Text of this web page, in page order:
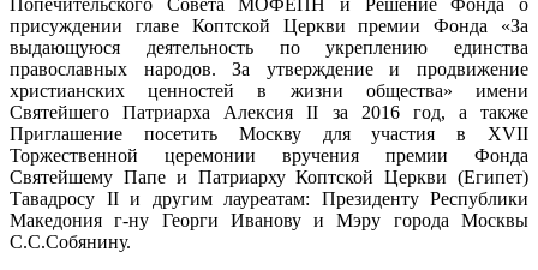
присуждении главе Коптской Церкви премии Фонда «За
выдающуюся деятельность по укреплению единства
православных народов. За утверждение и продвижение
христианских ценностей в жизни общества» имени
Святейшего Патриарха Алексия II за 2016 год, а также
Приглашение посетить Москву для участия в XVII
Торжественной церемонии вручения премии Фонда
Святейшему Папе и Патриарху Коптской Церкви (Египет)
Тавадросу II и другим лауреатам: Президенту Республики
Македония г-ну Георги Иванову и Мэру города Москвы
С.С.Собянину.